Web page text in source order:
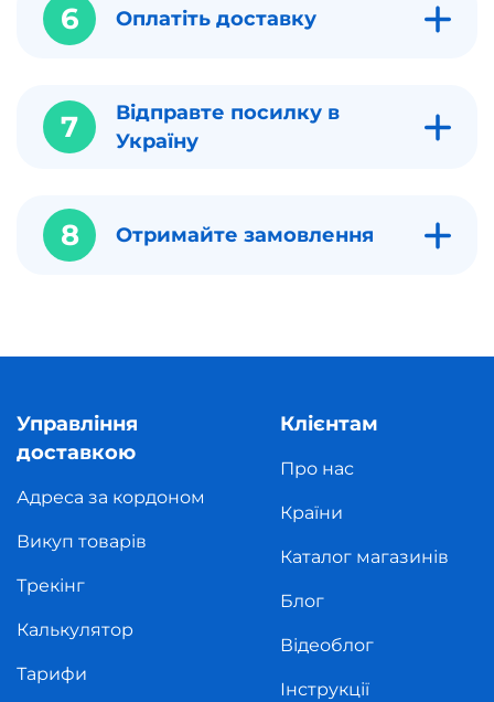
6 Оплатіть доставку
7
Відправте посилку в
Україну
8 Отримайте замовлення
Управління
доставкою
Адреса за кордоном
Викуп товарів
Трекінг
Калькулятор
Тарифи
Клієнтам
Про нас
Країни
Каталог магазинів
Блог
Відеоблог
Інструкції